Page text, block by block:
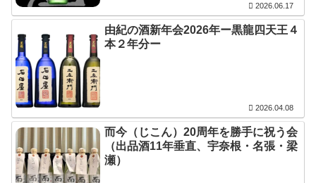
2026.06.17
由紀の酒新年会2026年ー黒龍四天王４
本２年分ー
2026.04.08
而今（じこん）20周年を勝手に祝う会
（出品酒11年垂直、宇奈根・名張・梁
瀬）